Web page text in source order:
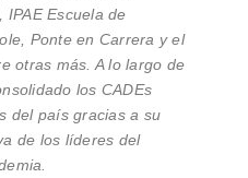
IPAE Escuela de
Ponte en Carrera y el
otras más. A lo largo de
los CADEs
del país gracias a su
de los líderes del